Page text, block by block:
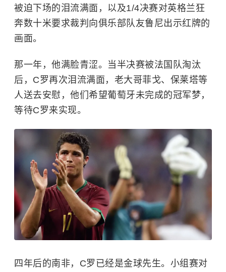
被迫下场的泪流满面，以及1/4决赛对英格兰狂
奔数十米要求裁判向俱乐部队友鲁尼出示红牌的
画面。
那一年，他满脸青涩。当半决赛被法国队淘汰
后，C罗再次泪流满面，老大哥菲戈、保莱塔等
人送去安慰，他们希望葡萄牙未完成的冠军梦，
等待C罗来实现。
四年后的南非，C罗已经是金球先生。小组赛对